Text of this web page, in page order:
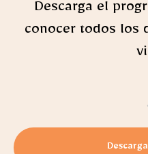
Descarga el
conocer todos los